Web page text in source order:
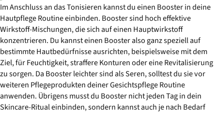
Im Anschluss an das Tonisieren kannst du einen Booster in deine
Hautpflege Routine einbinden. Booster sind hoch effektive
Wirkstoff-Mischungen, die sich auf einen Hauptwirkstoff
konzentrieren. Du kannst einen Booster also ganz speziell auf
bestimmte Hautbedürfnisse ausrichten, beispielsweise mit dem
Ziel, für Feuchtigkeit, straffere Konturen oder eine Revitalisierung
zu sorgen. Da Booster leichter sind als Seren, solltest du sie vor
weiteren Pflegeprodukten deiner Gesichtspflege Routine
anwenden. Übrigens musst du Booster nicht jeden Tag in dein
Skincare-Ritual einbinden, sondern kannst auch je nach Bedarf